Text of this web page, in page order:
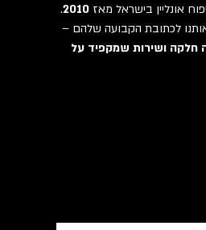
אונליין בישראל מאז2010
.
לכתובת הקבועה שלהם –
חלקה ושירות שמקפיד על